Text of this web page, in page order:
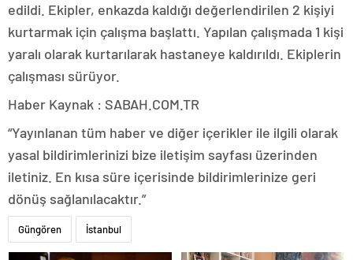
edildi. Ekipler, enkazda kaldığı değerlendirilen 2 kişiyi
kurtarmak için çalışma başlattı. Yapılan çalışmada 1 kişi
yaralı olarak kurtarılarak hastaneye kaldırıldı. Ekiplerin
çalışması sürüyor.
Haber Kaynak : SABAH.COM.TR
“Yayınlanan tüm haber ve diğer içerikler ile ilgili olarak
yasal bildirimlerinizi bize iletişim sayfası üzerinden
iletiniz. En kısa süre içerisinde bildirimlerinize geri
dönüş sağlanılacaktır.”
Güngören İstanbul